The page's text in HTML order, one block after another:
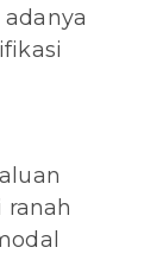
ranah